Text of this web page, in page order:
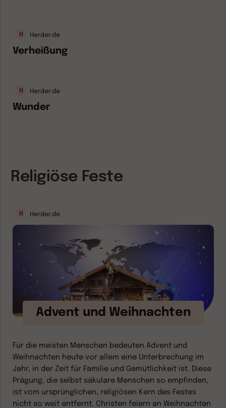
Herder.de
Verheißung
Herder.de
Wunder
Religiöse Feste
Herder.de
Advent und Weihnachten
Für die meisten Menschen bedeuten Advent und
Weihnachten heute vor allem eine Unterbrechung im
Jahr, in der Zeit für Familie und Gemütlichkeit ist. Diese
Prägung, die selbst säkulare Menschen so empfinden,
ist vom ursprünglichen, religiösen Kern des Festes
nicht so weit entfernt. Christen feiern an Weihnachten